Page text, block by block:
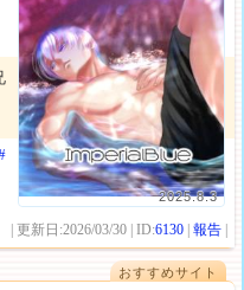
2025.8.3
| 更新日:2026/03/30 | ID:6130 |報告
おすすめサイト